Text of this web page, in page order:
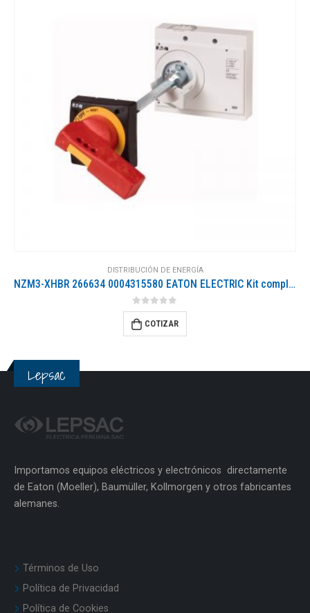
DISTRIBUCIÓN DE ENERGÍA
NZM3-XHBR 266634 0004315580 EATON ELECTRIC Kit completo montaje maneta a puerta, mando rojo, NZM3
0out of 5
COTIZAR
Lepsac
Importamos equipos eléctricos y electrónicos directamente
de Eaton (Moeller), Baumüller, Kollmorgen y otros fabricantes
alemanes.
Términos de Uso
Política de Privacidad
Política de Cookies